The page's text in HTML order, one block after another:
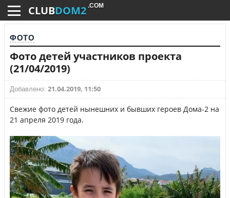
CLUBDOM2 .COM
ФОТО
Фото детей участников проекта
(21/04/2019)
Добавлено: 21.04.2019, 11:50
Свежие фото детей нынешних и бывших героев Дома-2 на
21 апреля 2019 года.